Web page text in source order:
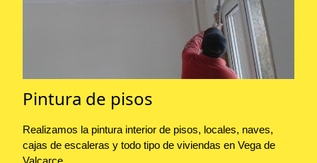
Pintura de pisos
Realizamos la pintura interior de pisos, locales, naves,
cajas de escaleras y todo tipo de viviendas en Vega de
Valcarce.